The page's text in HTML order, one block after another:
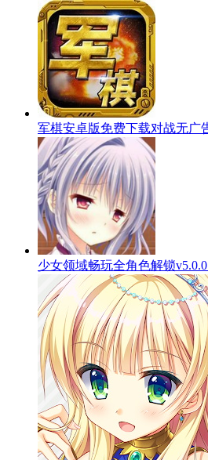
军棋安卓版免费下载对战无广
少女领域畅玩全角色解锁